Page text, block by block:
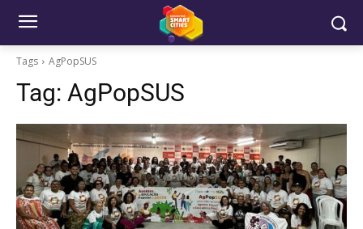
Tags AgPopSUS
Tag: AgPopSUS